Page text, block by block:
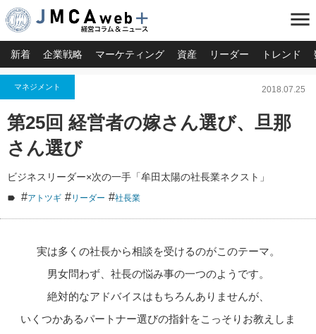
menu
新着 企業戦略 マーケティング 資産 リーダー トレンド
マネジメント 2018.07.25
第25回 経営者の嫁さん選び、旦那
さん選び
ビジネスリーダー×次の一手「牟田太陽の社長業ネクスト」
#アトツギ #リーダー #社長業
実は多くの社長から相談を受けるのがこのテーマ。
男女問わず、社長の悩み事の一つのようです。
絶対的なアドバイスはもちろんありませんが、
いくつかあるパートナー選びの指針をこっそりお教えしま